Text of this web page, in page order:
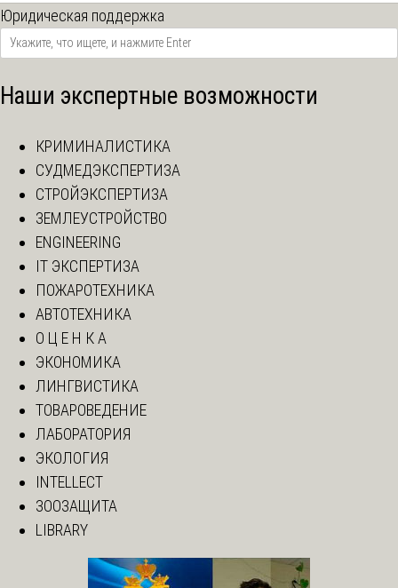
Юридическая поддержка
Наши экспертные возможности
КРИМИНАЛИСТИКА
СУДМЕДЭКСПЕРТИЗА
СТРОЙЭКСПЕРТИЗА
ЗЕМЛЕУСТРОЙСТВО
ENGINEERING
IT ЭКСПЕРТИЗА
ПОЖАРОТЕХНИКА
АВТОТЕХНИКА
О Ц Е Н К А
ЭКОНОМИКА
ЛИНГВИСТИКА
ТОВАРОВЕДЕНИЕ
ЛАБОРАТОРИЯ
ЭКОЛОГИЯ
INTELLECT
ЗООЗАЩИТА
LIBRARY